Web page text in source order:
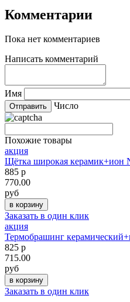
Комментарии
Пока нет комментариев
Написать комментарий
Имя
Число
Похожие товары
акция
Щётка широкая керамик+ион
885 р
770.00
руб
Заказать в один клик
акция
Термобрашинг
825 р
715.00
руб
Заказать в один клик